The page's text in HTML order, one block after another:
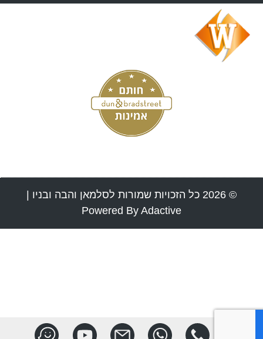
© 2026 כל הזכויות שמורות לסלמאן והבה ובניו |
Powered By Adactive